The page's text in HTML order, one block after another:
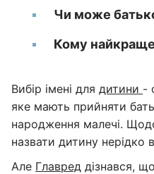
Чи може
Кому найкраще
Вибір імені для дитини -
яке мають прийняти
народження малечі.
назвати дитину нерідко
Але Главред дізнався,